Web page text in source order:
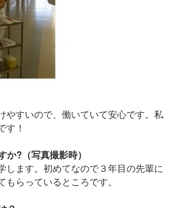
やすいので、働いていて安心です。私
す！
?（写真撮影時）
します。初めてなので３年目の先輩に
らっているところです。